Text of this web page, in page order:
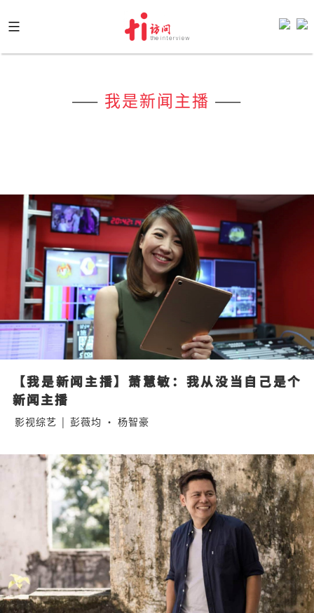
to
content
—— 我是新闻主播 ——
【我是新闻主播】萧慧敏：我从没当自己是个
新闻主播
影视综艺 | 彭薇均 · 杨智豪